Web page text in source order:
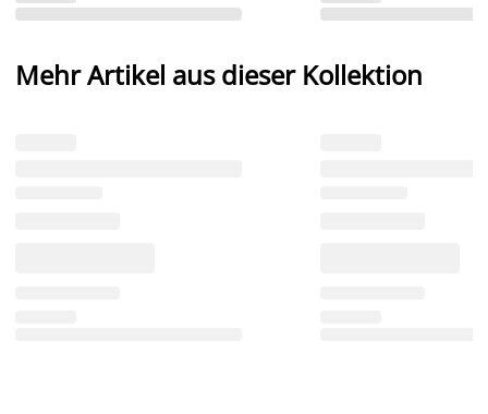
Mehr Artikel aus dieser Kollektion